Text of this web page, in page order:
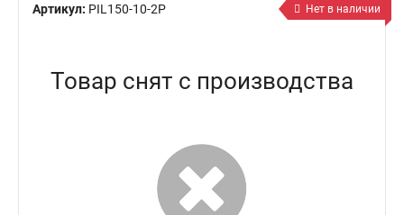
Артикул: PIL150-10-2P Нет в наличии
Товар снят с производства